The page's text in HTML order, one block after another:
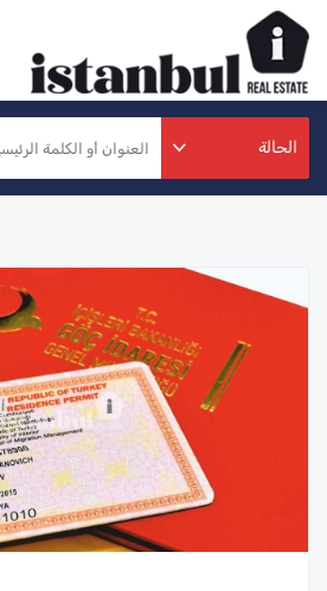
الحالة